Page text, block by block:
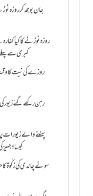
جان بوجھ کر روزہ
روزہ ٹوڑنے کا کیا
کبریٰ سے پہلے
روزے کی نیت کا
رہن رکھے گئے زیور کی
پہننے والے زیورات
کیسا؟
سونے چاندی کی زکٰوۃ